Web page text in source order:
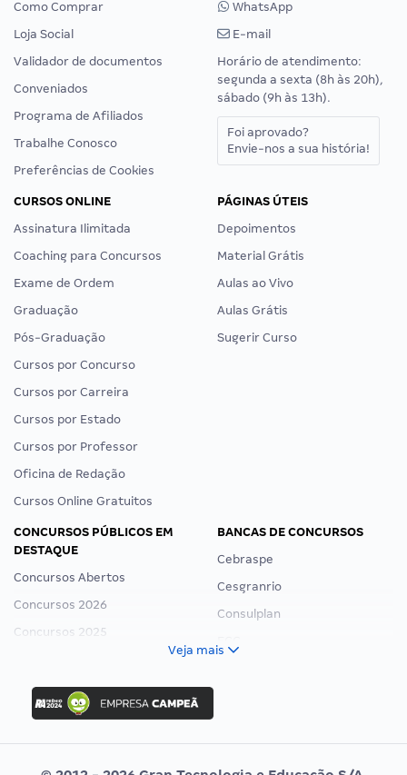
Como Comprar
Loja Social
Validador de documentos
Conveniados
Programa de Afiliados
Trabalhe Conosco
Preferências de Cookies
WhatsApp
E-mail
Horário de atendimento:
segunda a sexta (8h às 20h),
sábado (9h às 13h).
Foi aprovado?
Envie-nos a sua história!
CURSOS ONLINE
Assinatura Ilimitada
Coaching para Concursos
Exame de Ordem
Graduação
Pós-Graduação
Cursos por Concurso
Cursos por Carreira
Cursos por Estado
Cursos por Professor
Oficina de Redação
Cursos Online Gratuitos
PÁGINAS ÚTEIS
Depoimentos
Material Grátis
Aulas ao Vivo
Aulas Grátis
Sugerir Curso
CONCURSOS PÚBLICOS EM
DESTAQUE
Concursos Abertos
Concursos 2026
Concursos 2025
Concurso Ibama
Concurso MPU
Editais publicados
BANCAS DE CONCURSOS
Cebraspe
Cesgranrio
Consulplan
Veja mais